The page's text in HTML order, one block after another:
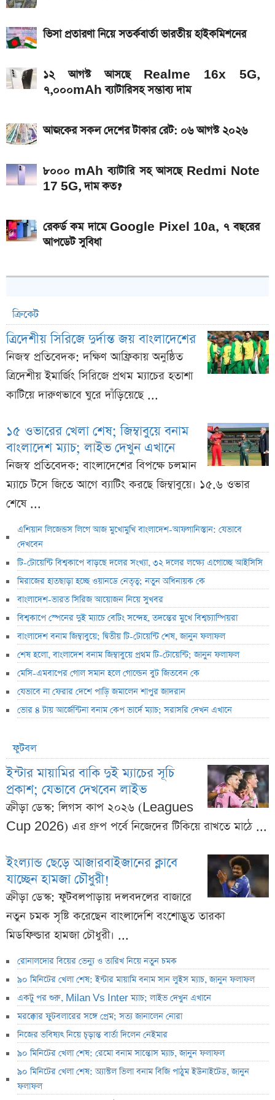
আসছে টানা ৫ দিনের বৃষ্টি!
ভিসা প্রতারণা নিয়ে সতর্কবার্তা ভারতীয় হাইকমিশনের
১২ আগস্ট আসছে Realme 16x 5G,
৭,০০০mAh ব্যাটারিসহ সম্ভাব্য দাম
আজকের সকল দেশের টাকার রেট: ০৬ আগস্ট ২০২৬
৮০০০ mAh ব্যাটারি সহ আসছে Redmi Note
17 5G, দাম কত?
রেকর্ড কম দামে Google Pixel 10a, ৭ বছরের
আপডেট সুবিধা
ক্রিকেট
ত্রিদেশীয় সিরিজে দুর্দান্ত জয় বাংলাদেশের
নিজস্ব প্রতিবেদক: দক্ষিণ আফ্রিকায় অনুষ্ঠিত
ত্রিদেশীয় ইমার্জিং সিরিজে প্রথম ম্যাচের হতাশা
কাটিয়ে দারুণভাবে ঘুরে দাঁড়িয়েছে ...
১৫ ওভারের খেলা শেষ; জিম্বাবুয়ে বনাম
বাংলাদেশ ম্যাচ; লাইভ দেখুন এখানে
নিজস্ব প্রতিবেদক: বাংলাদেশের বিপক্ষে চলমান
ম্যাচে টসে জিতে আগে ব্যাটিং করছে জিম্বাবুয়ে। ১৫.৬ ওভার
শেষে ...
এশিয়ান লিজেন্ডস লিগে আজ মুখোমুখি বাংলাদেশ-আফগানিস্তান: যেভাবে
দেখবেন
টি-টোয়েন্টি বিশ্বকাপে বাড়ছে দলের সংখ্যা, ৩২ দলের লক্ষ্যে এগোচ্ছে আইসিসি
মিরাজের হাতছাড়া হচ্ছে ওয়ানডে নেতৃত্ব; নতুন অধিনায়ক কে
বাংলাদেশ-ভারত সিরিজ আয়োজন নিয়ে সুখবর
বিশ্বকাপে স্পেনের দুই ম্যাচে বেটিং সন্দেহ, তদন্তের মুখে বিশ্বচ্যাম্পিয়রা
বাংলাদেশ বনাম জিম্বাবুয়ে; দ্বিতীয় টি-টোয়েন্টি শেষ, জানুন ফলাফল
শেষ হলো, বাংলাদেশ বনাম জিম্বাবুয়ে প্রথম টি-টোয়েন্টি; জানুন ফলাফল
মেসি-এমবাপের গোল সমান হলে গোল্ডেন বুট জিতবেন কে
যেভাবে না ফেরার দেশে পাড়ি জমালেন শাপুর জাদরান
ভোর ৪ টায় আর্জেন্টিনা বনাম কেপ ভার্দে ম্যাচ; সরাসরি দেখন এখানে
ফুটবল
ইন্টার মায়ামির বাকি দুই ম্যাচের সূচি
প্রকাশ; যেভাবে দেখবেন লাইভ
ক্রীড়া ডেস্ক: লিগস কাপ ২০২৬ (Leagues
Cup 2026) এর গ্রুপ পর্বে নিজেদের টিকিয়ে রাখতে মাঠে ...
ইংল্যান্ড ছেড়ে আজারবাইজানের ক্লাবে
যাচ্ছেন হামজা চৌধুরী!
ক্রীড়া ডেস্ক: ফুটবলপাড়ায় দলবদলের বাজারে
নতুন চমক সৃষ্টি করেছেন বাংলাদেশি বংশোদ্ভূত তারকা
মিডফিল্ডার হামজা চৌধুরী। ...
রোনালদোর বিয়ের ভেন্যু ও তারিখ নিয়ে নতুন চমক
৯০ মিনিটের খেলা শেষ: ইন্টার মায়ামি বনাম সান লুইস ম্যাচ, জানুন ফলাফল
একটু পর শুরু, Milan Vs Inter ম্যাচ; লাইভ দেখুন এখানে
মরক্কোর ফুটবলারের সঙ্গে প্রেম; সত্য জানালেন নোরা
নিজের ভবিষ্যৎ নিয়ে চূড়ান্ত বার্তা দিলেন নেইমার
৯০ মিনিটের খেলা শেষ: রেমো বনাম সান্তোস ম্যাচ, জানুন ফলাফল
৯০ মিনিটের খেলা শেষ: অ্যাস্টল ভিলা বনাম বিজি পাঠুম ইউনাইটেড, জানুন
ফলাফল